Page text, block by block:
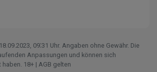
09⁚31 Uhr. Angaben ohne Gewähr. Die
Anpassungen und können sich
18+ | AGB gelten